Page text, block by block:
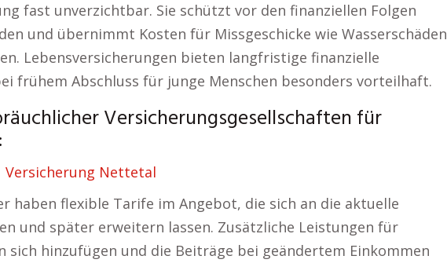
fast unverzichtbar. Sie schützt vor den finanziellen Folgen
und übernimmt Kosten für Missgeschicke wie Wasserschäden
Lebensversicherungen bieten langfristige finanzielle
frühem Abschluss für junge Menschen besonders vorteilhaft.
Versicherungsgesellschaften für
Versicherung Nettetal
haben flexible Tarife im Angebot, die sich an die aktuelle
und später erweitern lassen. Zusätzliche Leistungen für
sich hinzufügen und die Beiträge bei geändertem Einkommen